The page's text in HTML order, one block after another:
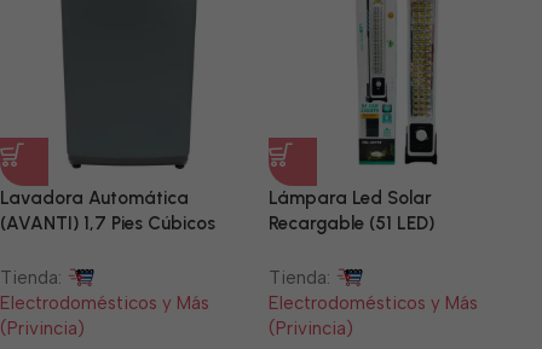
Lavadora Automática
(AVANTI) 1,7 Pies Cúbicos
Tienda:
Electrodomésticos y Más
(Privincia)
Lámpara Led Solar
Recargable (51 LED)
Tienda:
Electrodomésticos y Más
(Privincia)